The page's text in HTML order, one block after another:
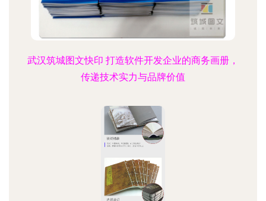
武汉筑城图文快印 打造软件开发企业的商务画册，
传递技术实力与品牌价值